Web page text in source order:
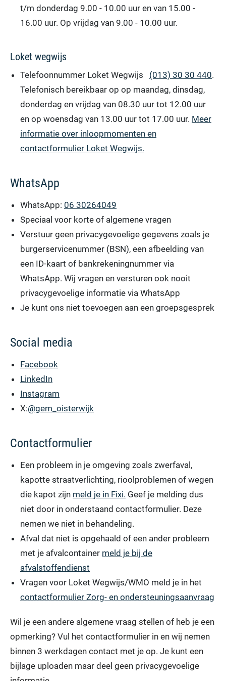
t/m donderdag 9.00 - 10.00 uur en van 15.00 -
16.00 uur. Op vrijdag van 9.00 - 10.00 uur.
Loket wegwijs
Telefoonnummer Loket Wegwijs (013) 30 30 440.
Telefonisch bereikbaar op op maandag, dinsdag,
donderdag en vrijdag van 08.30 uur tot 12.00 uur
en op woensdag van 13.00 uur tot 17.00 uur. Meer
informatie over inloopmomenten en
contactformulier Loket Wegwijs.
WhatsApp
WhatsApp: 06 30264049
Speciaal voor korte of algemene vragen
Verstuur geen privacygevoelige gegevens zoals je
burgerservicenummer (BSN), een afbeelding van
een ID-kaart of bankrekeningnummer via
WhatsApp. Wij vragen en versturen ook nooit
privacygevoelige informatie via WhatsApp
Je kunt ons niet toevoegen aan een groepsgesprek
Social media
Facebook
LinkedIn
Instagram
X:@gem_oisterwijk
Contactformulier
Een probleem in je omgeving zoals zwerfaval,
kapotte straatverlichting, rioolproblemen of wegen
die kapot zijn meld je in Fixi. Geef je melding dus
niet door in onderstaand contactformulier. Deze
nemen we niet in behandeling.
Afval dat niet is opgehaald of een ander probleem
met je afvalcontainer meld je bij de
afvalstoffendienst
Vragen voor Loket Wegwijs/WMO meld je in het
contactformulier Zorg- en ondersteuningsaanvraag
Wil je een andere algemene vraag stellen of heb je een
opmerking? Vul het contactformulier in en wij nemen
binnen 3 werkdagen contact met je op. Je kunt een
bijlage uploaden maar deel geen privacygevoelige